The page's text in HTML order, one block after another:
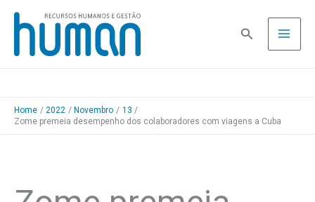
Skip
content
Pesquisa
Home 2022 Novembro
13
Zome premeia desempenho dos colaboradores com viagens a Cuba